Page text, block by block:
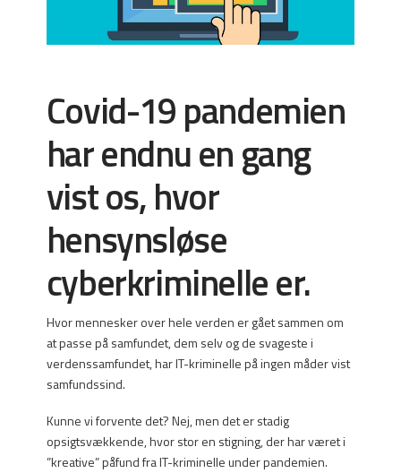
Covid-19 pandemien
har endnu en gang
vist os, hvor
hensynsløse
cyberkriminelle er.
Hvor mennesker over hele verden er gået sammen om
at passe på samfundet, dem selv og de svageste i
verdenssamfundet, har IT-kriminelle på ingen måder vist
samfundssind.
Kunne vi forvente det? Nej, men det er stadig
opsigtsvækkende, hvor stor en stigning, der har været i
”kreative” påfund fra IT-kriminelle under pandemien.